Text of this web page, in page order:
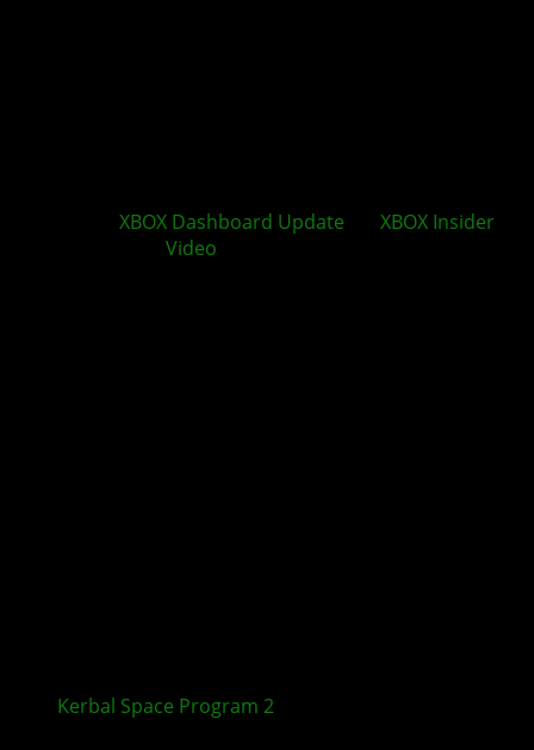
XBOX Dashboard Update
XBOX Insider
Video
Kerbal Space Program 2